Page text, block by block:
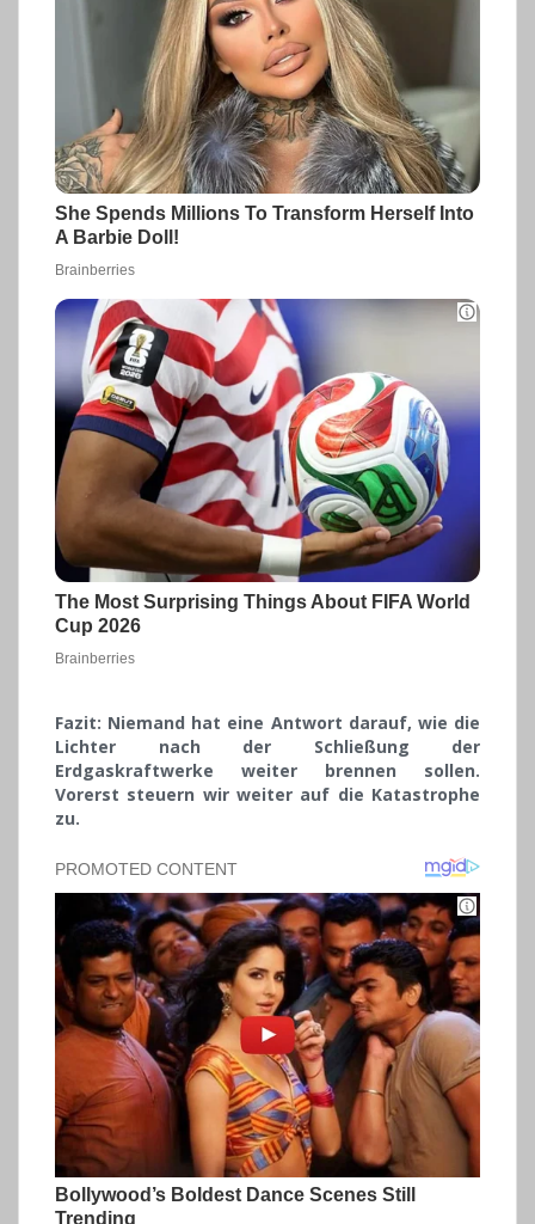
Fazit: Niemand hat eine Antwort darauf, wie die
Lichter nach der Schließung der
Erdgaskraftwerke weiter brennen sollen.
Vorerst steuern wir weiter auf die Katastrophe
zu.